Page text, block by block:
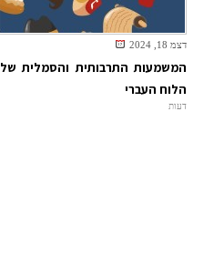
דצמ 18, 2024
המשמעות התרבותית והסמלית של
הלוח העברי
דעות